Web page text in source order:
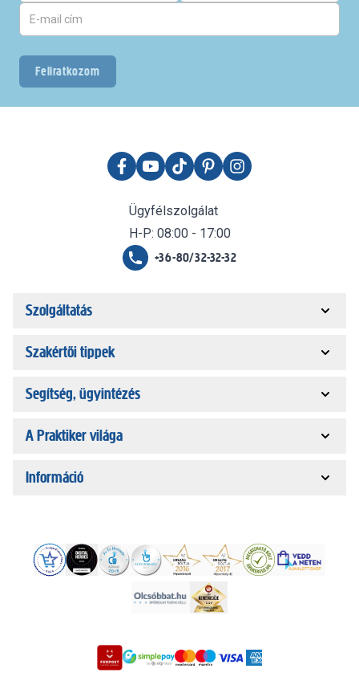
Feliratkozom
Ügyfélszolgálat
H-P: 08:00 - 17:00
+36-80/32-32-32
Szolgáltatás
Szakértői tippek
Segítség, ügyintézés
A Praktiker világa
Információ